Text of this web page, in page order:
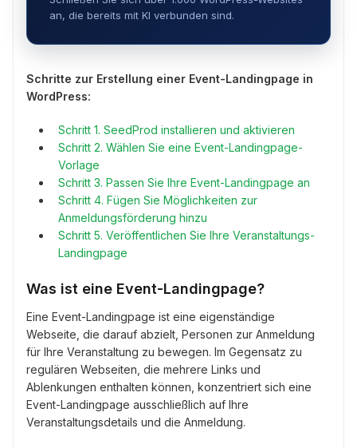
an, die bereits mit KI verbunden sind.
Schritte zur Erstellung einer Event-Landingpage in
WordPress:
Schritt 1. SeedProd installieren und aktivieren
Schritt 2. Wählen Sie eine Event-Landingpage-
Vorlage
Schritt 3. Passen Sie Ihre Event-Landingpage an
Schritt 4. Fügen Sie Möglichkeiten zur
Anmeldungsförderung hinzu
Schritt 5. Veröffentlichen Sie Ihre Veranstaltungs-
Landingpage
Was ist eine Event-Landingpage?
Eine Event-Landingpage ist eine eigenständige
Webseite, die darauf abzielt, Personen zur Anmeldung
für Ihre Veranstaltung zu bewegen. Im Gegensatz zu
regulären Webseiten, die mehrere Links und
Ablenkungen enthalten können, konzentriert sich eine
Event-Landingpage ausschließlich auf Ihre
Veranstaltungsdetails und die Anmeldung.